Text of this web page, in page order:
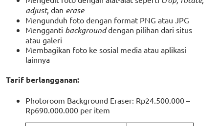
adjust, dan erase
Mengunduh foto dengan format PNG atau JPG
Mengganti backgrounddengan pilihan dari situs
atau galeri
Membagikan foto ke sosial media atau aplikasi
lainnya
Tarif berlangganan:
Photoroom Background Eraser: Rp24.500.000 –
Rp690.000.000 per item